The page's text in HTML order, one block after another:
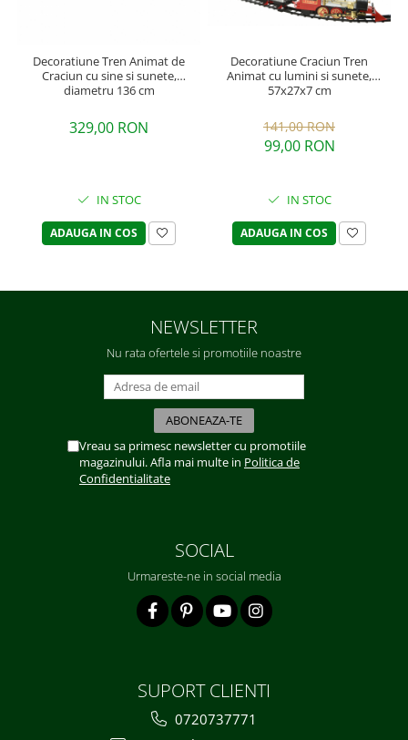
Decoratiune Tren Animat de
Craciun cu sine si sunete,
diametru 136 cm
329,00 RON
IN STOC
ADAUGA IN COS
Decoratiune Craciun Tren
Animat cu lumini si sunete,
57x27x7 cm
141,00 RON
99,00 RON
IN STOC
ADAUGA IN COS
NEWSLETTER
Nu rata ofertele si promotiile noastre
Vreau sa primesc newsletter cu promotiile
magazinului. Afla mai multe in Politica de
Confidentialitate
SOCIAL
Urmareste-ne in social media
SUPORT CLIENTI
0720737771